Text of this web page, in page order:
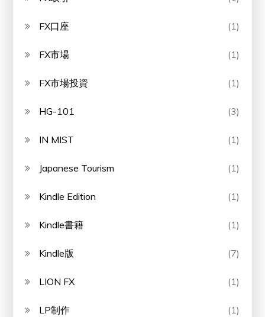
FX口座 (1)
FX市場 (1)
FX市場投資 (1)
HG-101 (3)
IN MIST (1)
Japanese Tourism (1)
Kindle Edition (1)
Kindle書籍 (1)
Kindle版 (7)
LION FX (1)
LP制作 (1)